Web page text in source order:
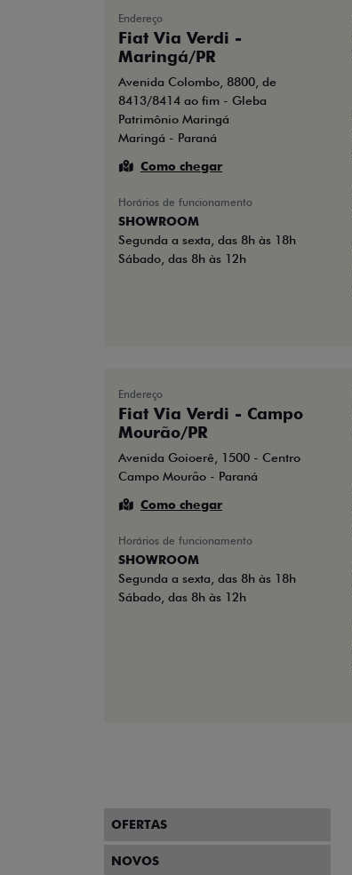
Endereço
Fiat Via Verdi -
Maringá/PR
Avenida Colombo, 8800, de
8413/8414 ao fim - Gleba
Patrimônio Maringá
Maringá - Paraná
Como chegar
Horários de funcionamento
SHOWROOM
Segunda a sexta, das 8h às 18h
Sábado, das 8h às 12h
Endereço
Fiat Via Verdi - Campo
Mourão/PR
Avenida Goioerê, 1500 - Centro
Campo Mourão - Paraná
Como chegar
Horários de funcionamento
SHOWROOM
Segunda a sexta, das 8h às 18h
Sábado, das 8h às 12h
OFERTAS
NOVOS